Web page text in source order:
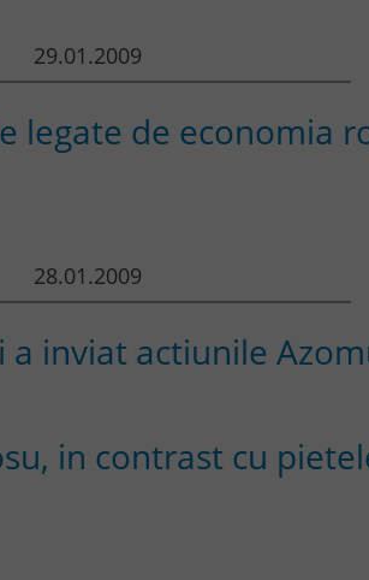
29.01.2009
legate de economia
28.01.2009
inviat actiunile
in contrast cu